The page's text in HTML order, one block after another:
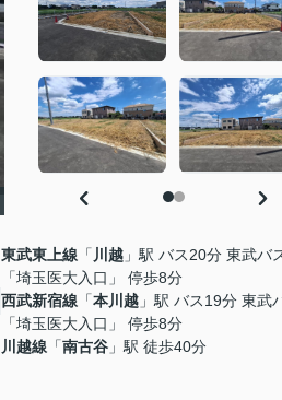
東武東上線 「 川越 」駅 バス20分 東武バ
「埼玉医大入口」 停歩8分
西武新宿線 「本川越 」駅 バス19分 東武
「埼玉医大入口」 停歩8分
川越線 「南古谷 」駅 徒歩40分